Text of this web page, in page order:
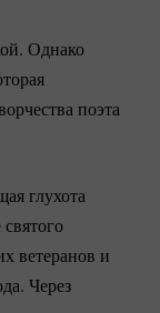
Однако
поэта
глухота
ветеранов и
Через